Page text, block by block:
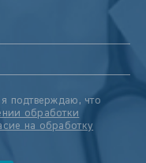
подтверждаю, что
обработки
на обработку